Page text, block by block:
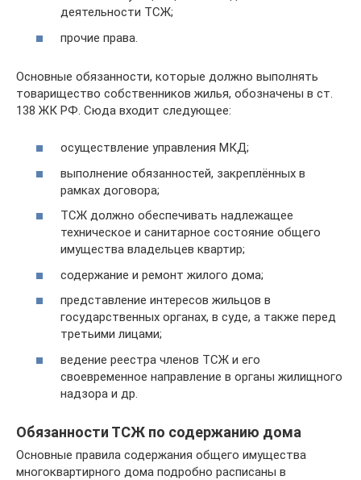
деятельности ТСЖ;
прочие права.
Основные обязанности, которые должно выполнять
товарищество собственников жилья, обозначены в ст.
138 ЖК РФ. Сюда входит следующее:
осуществление управления МКД;
выполнение обязанностей, закреплённых в
рамках договора;
ТСЖ должно обеспечивать надлежащее
техническое и санитарное состояние общего
имущества владельцев квартир;
содержание и ремонт жилого дома;
представление интересов жильцов в
государственных органах, в суде, а также перед
третьими лицами;
ведение реестра членов ТСЖ и его
своевременное направление в органы жилищного
надзора и др.
Обязанности ТСЖ по содержанию дома
Основные правила содержания общего имущества
многоквартирного дома подробно расписаны в